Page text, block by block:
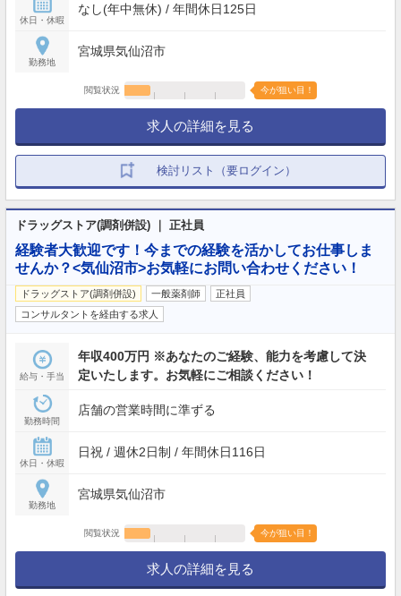
休日・休暇
なし(年中無休) / 年間休日125日
勤務地
宮城県気仙沼市
閲覧状況 今が狙い目！
求人の詳細を見る
検討リスト（要ログイン）
ドラッグストア(調剤併設) ｜ 正社員
経験者大歓迎です！今までの経験を活かしてお仕事しま
せんか？<気仙沼市>お気軽にお問い合わせください！
ドラッグストア(調剤併設) 一般薬剤師
正社員
コンサルタントを経由する求人
給与・手当
年収400万円 ※あなたのご経験、能力を考慮して決
定いたします。お気軽にご相談ください！
勤務時間
店舗の営業時間に準ずる
休日・休暇
日祝 / 週休2日制 / 年間休日116日
勤務地
宮城県気仙沼市
閲覧状況 今が狙い目！
求人の詳細を見る